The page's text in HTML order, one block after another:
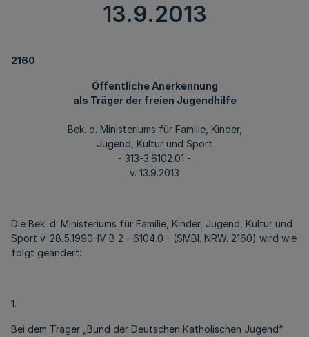
13.9.2013
2160
Öffentliche Anerkennung
als Träger der freien Jugendhilfe
Bek. d. Ministeriums für Familie, Kinder,
Jugend, Kultur und Sport
- 313-3.6102.01 -
v. 13.9.2013
Die Bek. d. Ministeriums für Familie, Kinder, Jugend, Kultur und
Sport v. 28.5.1990-IV B 2 - 6104.0 - (SMBl. NRW. 2160) wird wie
folgt geändert:
1.
Bei dem Träger „Bund der Deutschen Katholischen Jugend“